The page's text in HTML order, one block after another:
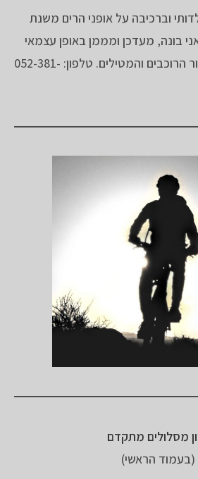
וברכיבה על אופני הרים משנת
אני בונה, מעדכן ומממן באופן עצמאי
והוא פתוח לשירות ציבור הרוכבים והמטילים. טלפון: 052-381-
מסלולים מתקדם
(בעמוד הראשי)